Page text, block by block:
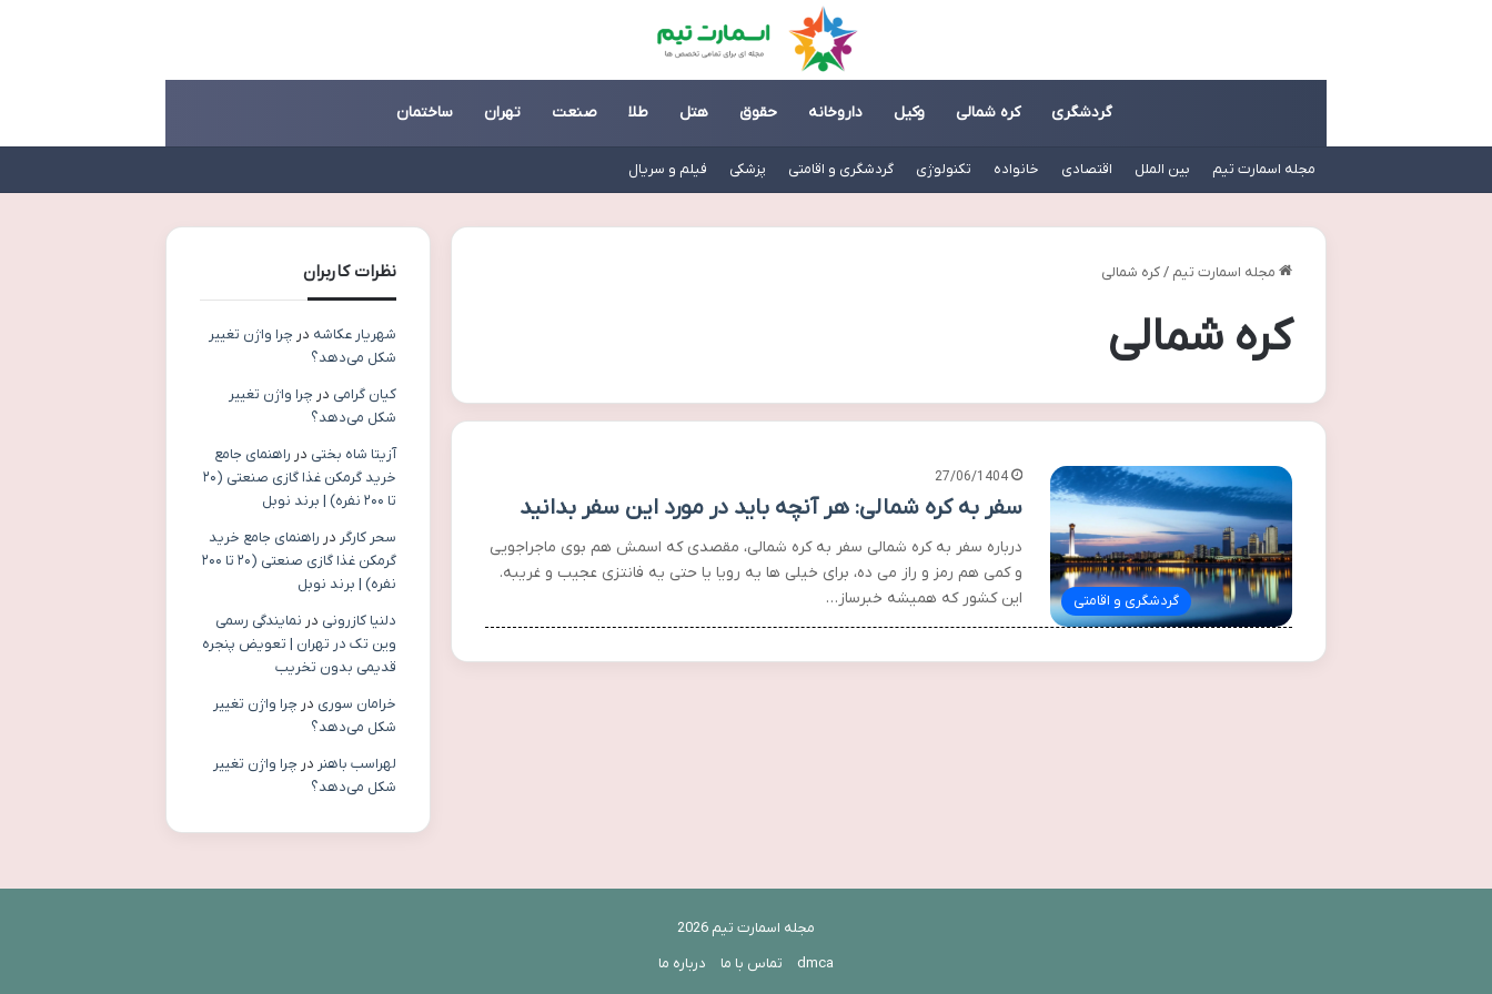
گردشگری کره شمالی وکیل داروخانه حقوق هتل طلا صنعت تهران ساختمان
مجله اسمارت تیم بین الملل اقتصادی خانواده تکنولوژی گردشگری و اقامتی پزشکی فیلم و سریال
مجله اسمارت تیم / کره شمالی
کره شمالی
گردشگری و اقامتی
27/06/1404
سفر به کره شمالی: هر آنچه باید در مورد این سفر بدانید
درباره سفر به کره شمالی سفر به کره شمالی، مقصدی که اسمش هم بوی ماجراجویی
و کمی هم رمز و راز می ده، برای خیلی ها یه رویا یا حتی یه فانتزی عجیب و غریبه.
این کشور که همیشه خبرساز…
نظرات کاربران
شهریار عکاشه در چرا واژن تغییر
شکل می‌دهد؟
کیان گرامی در چرا واژن تغییر
شکل می‌دهد؟
آزیتا شاه بختی در راهنمای جامع
خرید گرمکن غذا گازی صنعتی (۲۰
تا ۲۰۰ نفره) | برند نوبل
سحر کارگر در راهنمای جامع خرید
گرمکن غذا گازی صنعتی (۲۰ تا ۲۰۰
نفره) | برند نوبل
دلنیا کازرونی در نمایندگی رسمی
وین تک در تهران | تعویض پنجره
قدیمی بدون تخریب
خرامان سوری در چرا واژن تغییر
شکل می‌دهد؟
لهراسب باهنر در چرا واژن تغییر
شکل می‌دهد؟
مجله اسمارت تیم 2026
dmca
تماس با ما درباره ما